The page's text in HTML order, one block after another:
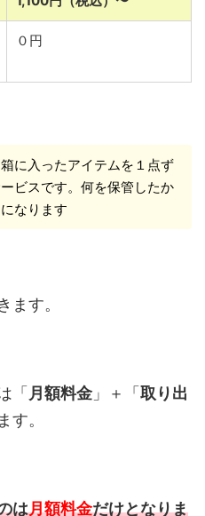
０円
に入ったアイテムを１点ず
ビスです。何を保管したか
なります
ます。
「 月額料金 」＋「 取り出
す。
は月額料金だけとなりま